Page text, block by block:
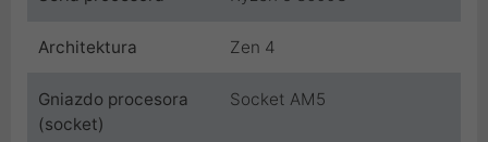
Architektura Zen 4
Gniazdo procesora
(socket)
Socket AM5